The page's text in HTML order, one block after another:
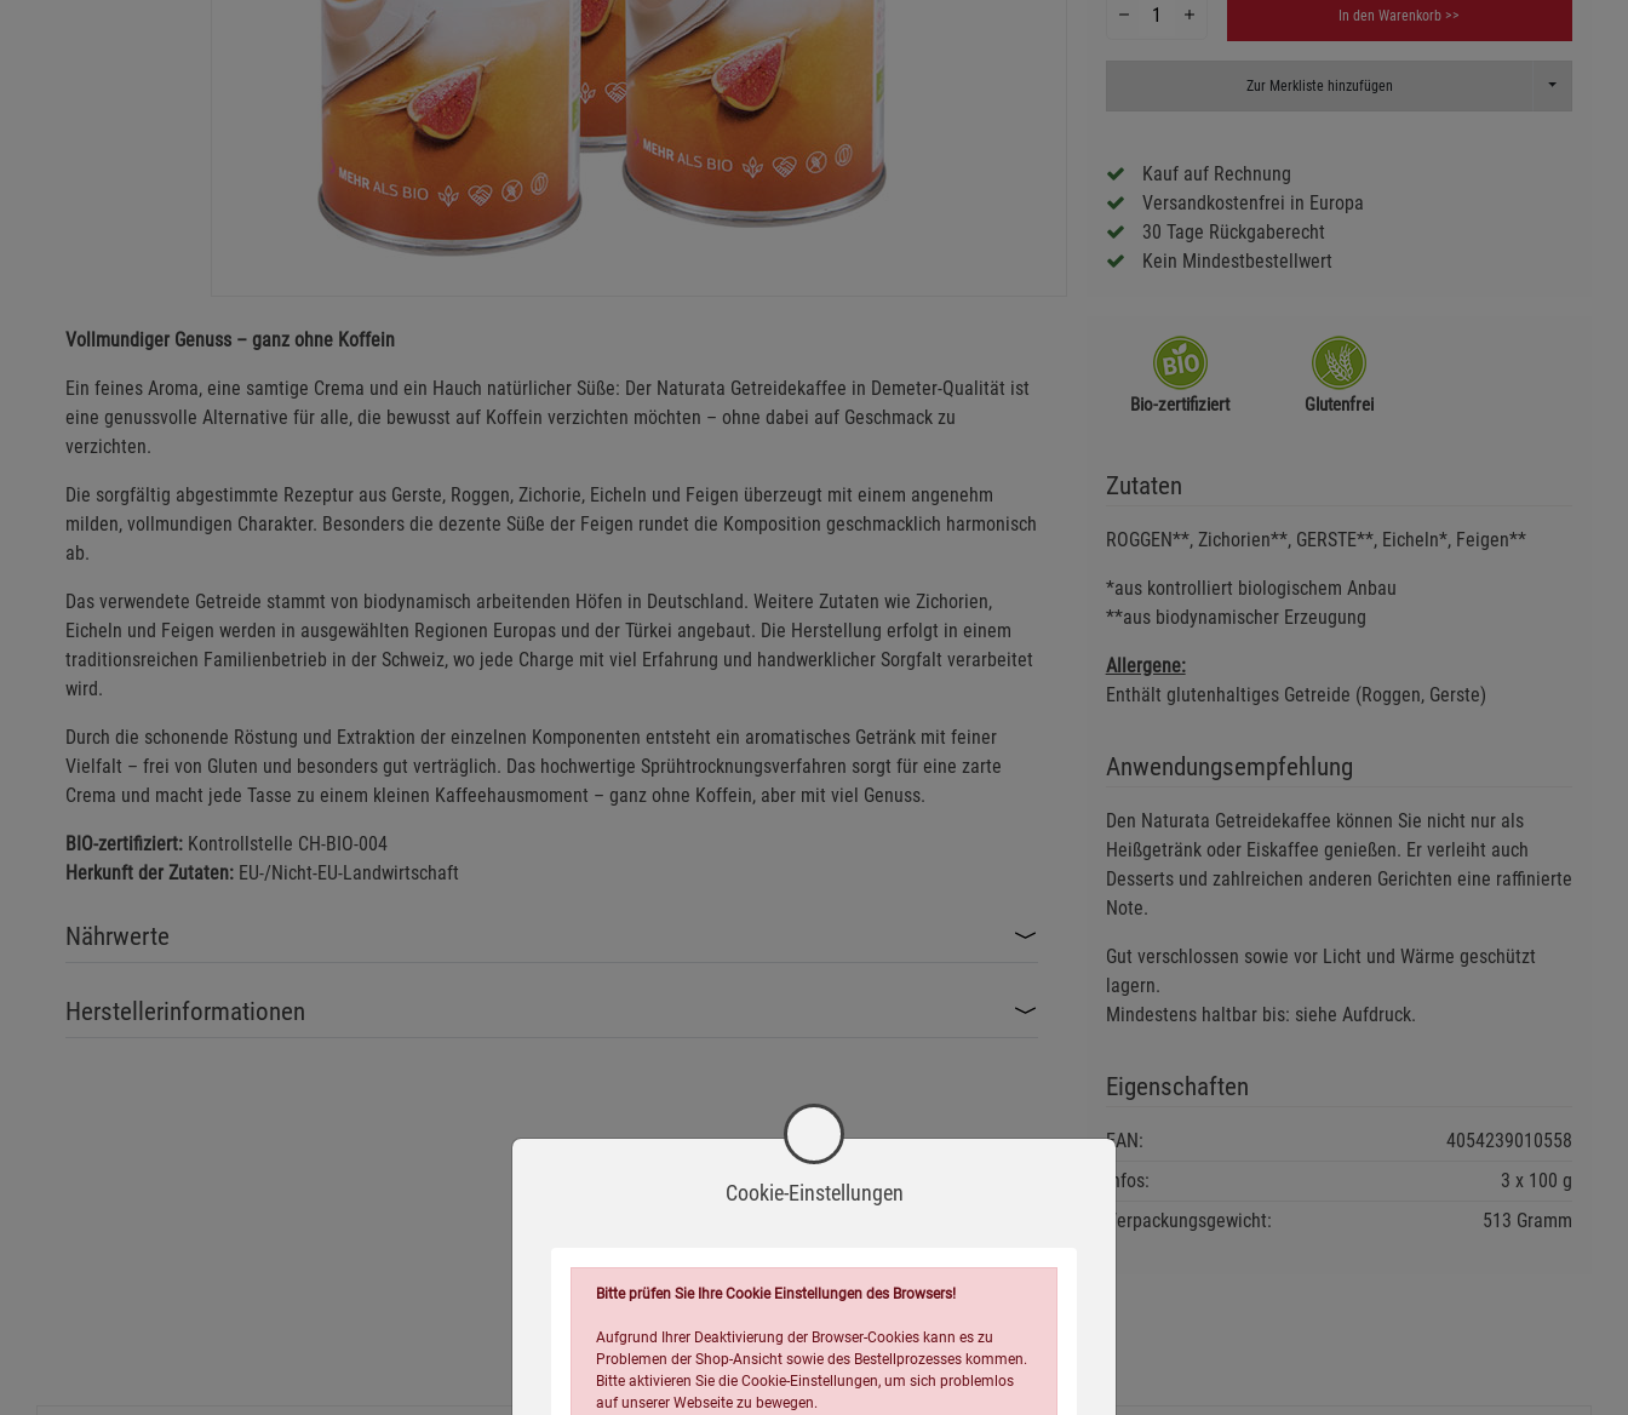
In den Warenkorb >>
Zur Merkliste hinzufügen Toggle
Kauf auf Rechnung
Versandkostenfrei in Europa
30 Tage Rückgaberecht
Kein Mindestbestellwert
Vollmundiger Genuss – ganz ohne Koffein
Ein feines Aroma, eine samtige Crema und ein Hauch natürlicher Süße: Der Naturata Getreidekaffee in Demeter-Qualität ist
eine genussvolle Alternative für alle, die bewusst auf Koffein verzichten möchten – ohne dabei auf Geschmack zu
verzichten.
Die sorgfältig abgestimmte Rezeptur aus Gerste, Roggen, Zichorie, Eicheln und Feigen überzeugt mit einem angenehm
milden, vollmundigen Charakter. Besonders die dezente Süße der Feigen rundet die Komposition geschmacklich harmonisch
ab.
Das verwendete Getreide stammt von biodynamisch arbeitenden Höfen in Deutschland. Weitere Zutaten wie Zichorien,
Eicheln und Feigen werden in ausgewählten Regionen Europas und der Türkei angebaut. Die Herstellung erfolgt in einem
traditionsreichen Familienbetrieb in der Schweiz, wo jede Charge mit viel Erfahrung und handwerklicher Sorgfalt verarbeitet
wird.
Durch die schonende Röstung und Extraktion der einzelnen Komponenten entsteht ein aromatisches Getränk mit feiner
Vielfalt – frei von Gluten und besonders gut verträglich. Das hochwertige Sprühtrocknungsverfahren sorgt für eine zarte
Crema und macht jede Tasse zu einem kleinen Kaffeehausmoment – ganz ohne Koffein, aber mit viel Genuss.
BIO-zertifiziert: Kontrollstelle CH-BIO-004
Herkunft der Zutaten: EU-/Nicht-EU-Landwirtschaft
Nährwerte
Herstellerinformationen
Bio-zertifiziert Glutenfrei
Zutaten
ROGGEN**, Zichorien**, GERSTE**, Eicheln*, Feigen**
*aus kontrolliert biologischem Anbau
**aus biodynamischer Erzeugung
Allergene:
Enthält glutenhaltiges Getreide (Roggen, Gerste)
Anwendungsempfehlung
Den Naturata Getreidekaffee können Sie nicht nur als
Heißgetränk oder Eiskaffee genießen. Er verleiht auch
Desserts und zahlreichen anderen Gerichten eine raffinierte
Note.
Gut verschlossen sowie vor Licht und Wärme geschützt
lagern.
Mindestens haltbar bis: siehe Aufdruck.
Eigenschaften
EAN:
4054239010558
Infos:
3 x 100 g
Verpackungsgewicht:
513 Gramm
Wird oft zusammen bestellt:
Cookie-Einstellungen
Bitte prüfen Sie Ihre Cookie Einstellungen des Browsers!
Aufgrund Ihrer Deaktivierung der Browser-Cookies kann es zu
Problemen der Shop-Ansicht sowie des Bestellprozesses kommen.
Bitte aktivieren Sie die Cookie-Einstellungen, um sich problemlos
auf unserer Webseite zu bewegen.